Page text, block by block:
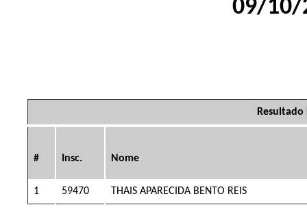
09/10/
Resultado
# Insc. Nome
1 59470 THAIS APARECIDA BENTO REIS